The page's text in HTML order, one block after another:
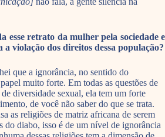
esse retrato da mulher pela sociedade e
violação dos direitos dessa população?
que a ignorância, no sentido do
muito forte. Em todas as questões de
diversidade sexual, ela tem um forte
de você não saber do que se trata.
as religiões de matriz africana de serem
do diabo, isso é de um nível de ignorância